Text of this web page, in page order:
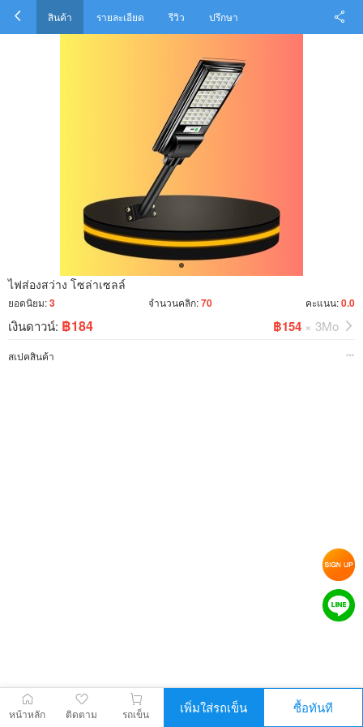
สินค้า รายละเอียด รีวิว ปรึกษา
ไฟส่องสว่าง โซล่าเซลล์
ยอดนิยม:3 จำนวนคลิก:70 คะแนน:0.0
เงินดาวน์: ฿184 ฿154 × 3Mo
สเปคสินค้า
หน้าหลัก ติดตาม รถเข็น เพิ่มใส่รถเข็น ซื้อทันที